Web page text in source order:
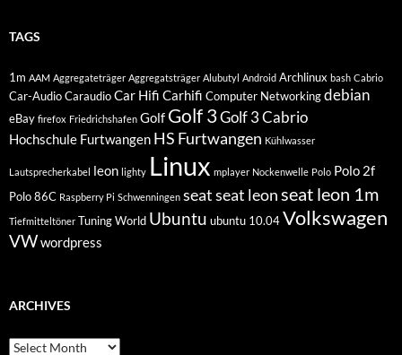
TAGS
1m AAM Aggregateträger Aggregatsträger Alubutyl Android Archlinux bash Cabrio
Car-AudioCaraudioCar Hifi Carhifi Computer Networkingdebian
eBay firefox Friedrichshafen Golf Golf 3Golf 3 Cabrio
Hochschule Furtwangen HS Furtwangen Kühlwasser
Lautsprecherkabel leon lighty Linux mplayer Nockenwelle Polo Polo 2f
Polo 86C Raspberry Pi Schwenningen seatseat leonseat leon 1m
Tiefmitteltöner Tuning World Ubuntu ubuntu 10.04Volkswagen
VWwordpress
ARCHIVES
Archives